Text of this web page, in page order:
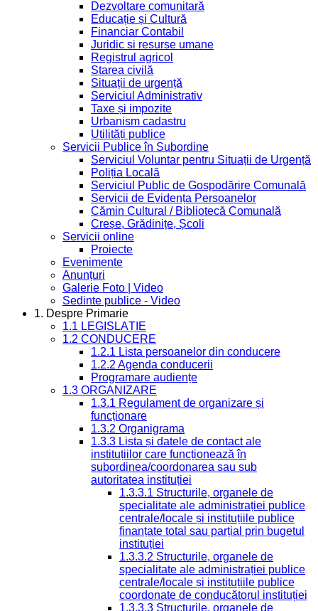
Dezvoltare comunitară
Educație și Cultură
Financiar Contabil
Juridic si resurse umane
Registrul agricol
Starea civilă
Situații de urgență
Serviciul Administrativ
Taxe și impozite
Urbanism cadastru
Utilități publice
Servicii Publice în Subordine
Serviciul Voluntar pentru Situații de Urgență
Poliția Locală
Serviciul Public de Gospodărire Comunală
Servicii de Evidența Persoanelor
Cămin Cultural / Bibliotecă Comunală
Creșe, Grădinițe, Școli
Servicii online
Proiecte
Evenimente
Anunțuri
Galerie Foto | Video
Sedinte publice - Video
1. Despre Primarie
1.1 LEGISLAȚIE
1.2 CONDUCERE
1.2.1 Lista persoanelor din conducere
1.2.2 Agenda conducerii
Programare audiențe
1.3 ORGANIZARE
1.3.1 Regulament de organizare și
funcționare
1.3.2 Organigrama
1.3.3 Lista și datele de contact ale
instituțiilor care funcționează în
subordinea/coordonarea sau sub
autoritatea instituției
1.3.3.1 Structurile, organele de
specialitate ale administrației publice
centrale/locale și instituțiile publice
finanțate total sau parțial prin bugetul
instituției
1.3.3.2 Structurile, organele de
specialitate ale administrației publice
centrale/locale și instituțiile publice
coordonate de conducătorul instituției
1.3.3.3 Structurile, organele de